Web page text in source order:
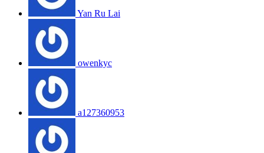
Yan Ru Lai
owenkyc
a127360953